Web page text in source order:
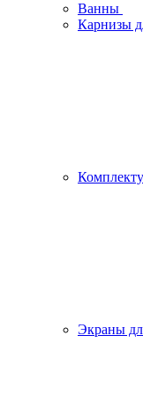
Ванны
Карнизы
Экраны